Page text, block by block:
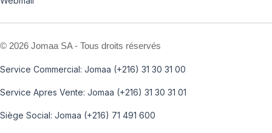
© 2026 Jomaa SA - Tous droits réservés
Service Commercial: Jomaa (+216) 31 30 31 00
Service Apres Vente: Jomaa (+216) 31 30 31 01
Siège Social: Jomaa (+216) 71 491 600